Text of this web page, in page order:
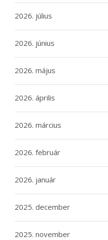
2026. július
2026. június
2026. május
2026. április
2026. március
2026. február
2026. január
2025. december
2025. november